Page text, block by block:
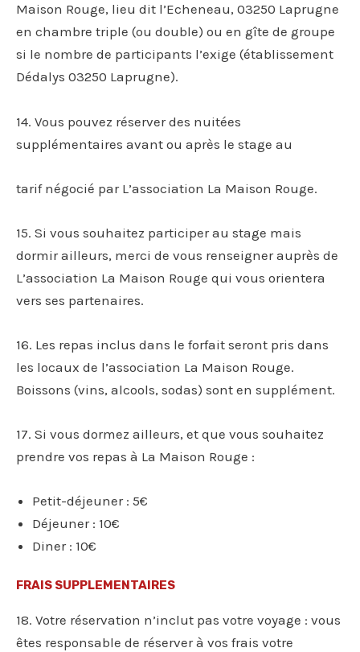
Maison Rouge, lieu dit l’Echeneau, 03250 Laprugne
en chambre triple (ou double) ou en gîte de groupe
si le nombre de participants l’exige (établissement
Dédalys 03250 Laprugne).
14. Vous pouvez réserver des nuitées
supplémentaires avant ou après le stage au
tarif négocié par L’association La Maison Rouge.
15. Si vous souhaitez participer au stage mais
dormir ailleurs, merci de vous renseigner auprès de
L’association La Maison Rouge qui vous orientera
vers ses partenaires.
16. Les repas inclus dans le forfait seront pris dans
les locaux de l’association La Maison Rouge.
Boissons (vins, alcools, sodas) sont en supplément.
17. Si vous dormez ailleurs, et que vous souhaitez
prendre vos repas à La Maison Rouge :
Petit-déjeuner : 5€
Déjeuner : 10€
Diner : 10€
FRAIS SUPPLEMENTAIRES
18. Votre réservation n’inclut pas votre voyage : vous
êtes responsable de réserver à vos frais votre